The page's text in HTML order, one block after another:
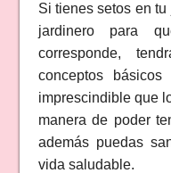
Si tienes setos en
jardinero para
corresponde,
conceptos
imprescindible que
manera de poder
además puedas
vida saludable.